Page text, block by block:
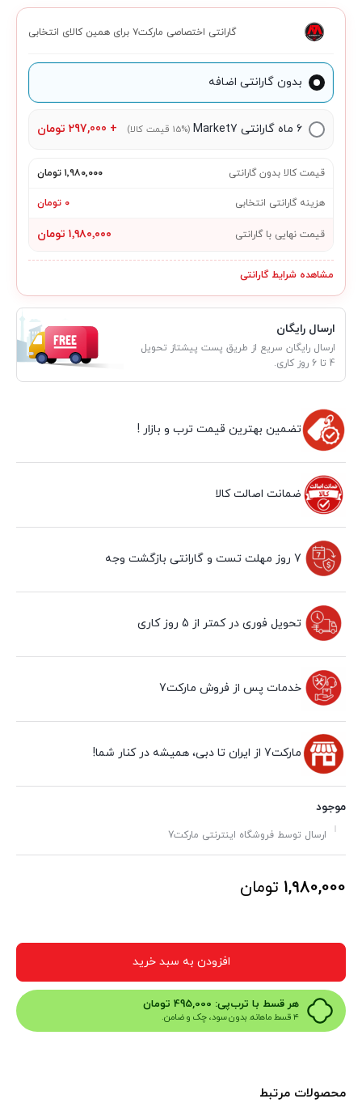
گارانتی اختصاصی مارکت۷ برای همین کالای انتخابی
بدون گارانتی اضافه
۶ ماه گارانتی Market7 (15% قیمت کالا) +
297,000 تومان
قیمت کالا بدون گارانتی ۱٬۹۸۰٬۰۰۰ تومان
هزینه گارانتی انتخابی ۰ تومان
قیمت نهایی با گارانتی ۱٬۹۸۰٬۰۰۰ تومان
مشاهده شرایط گارانتی
ارسال رایگان
ارسال رایگان سریع از طریق پست پیشتاز تحویل
4 تا 6 روز کاری.
تضمین بهترین قیمت ترب و بازار !
ضمانت اصالت کالا
7 روز مهلت تست و گارانتی بازگشت وجه
تحویل فوری در کمتر از 5 روز کاری
خدمات پس از فروش مارکت7
مارکت7 از ایران تا دبی، همیشه در کنار شما!
موجود
ارسال توسط فروشگاه اینترنتی مارکت7
1,980,000 تومان
افزودن به سبد خرید
هر قسط با ترب‌پی: 495,000 تومان
۴ قسط ماهانه. بدون سود، چک و ضامن.
محصولات مرتبط